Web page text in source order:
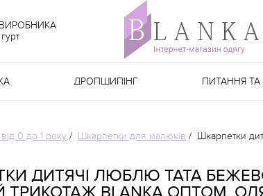
ДРОПШИПІНГ ПИТАННЯ ТА
0 до 1 року / Шкарпетки для малюків / Шкарпетки
ДИТЯЧІ ЛЮБЛЮ ТАТА